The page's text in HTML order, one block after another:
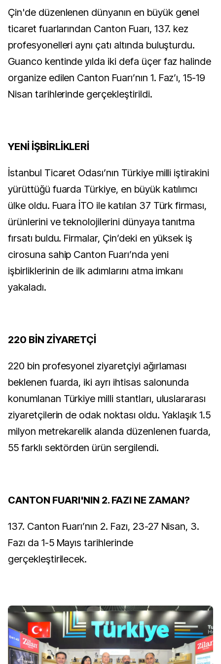
Çin'de düzenlenen dünyanın en büyük genel
ticaret fuarlarından Canton Fuarı, 137. kez
profesyonelleri aynı çatı altında buluşturdu.
Guanco kentinde yılda iki defa üçer faz halinde
organize edilen Canton Fuarı’nın 1. Faz’ı, 15-19
Nisan tarihlerinde gerçekleştirildi.
YENİ İŞBİRLİKLERİ
İstanbul Ticaret Odası’nın Türkiye milli iştirakini
yürüttüğü fuarda Türkiye, en büyük katılımcı
ülke oldu. Fuara İTO ile katılan 37 Türk firması,
ürünlerini ve teknolojilerini dünyaya tanıtma
fırsatı buldu. Firmalar, Çin’deki en yüksek iş
cirosuna sahip Canton Fuarı’nda yeni
işbirliklerinin de ilk adımlarını atma imkanı
yakaladı.
220 BİN ZİYARETÇİ
220 bin profesyonel ziyaretçiyi ağırlaması
beklenen fuarda, iki ayrı ihtisas salonunda
konumlanan Türkiye milli stantları, uluslararası
ziyaretçilerin de odak noktası oldu. Yaklaşık 1.5
milyon metrekarelik alanda düzenlenen fuarda,
55 farklı sektörden ürün sergilendi.
CANTON FUARI'NIN 2. FAZI NE ZAMAN?
137. Canton Fuarı’nın 2. Fazı, 23-27 Nisan, 3.
Fazı da 1-5 Mayıs tarihlerinde
gerçekleştirilecek.